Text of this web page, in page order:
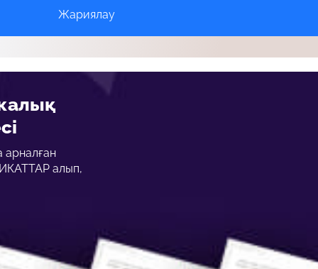
Жариялау
арналған
алып,